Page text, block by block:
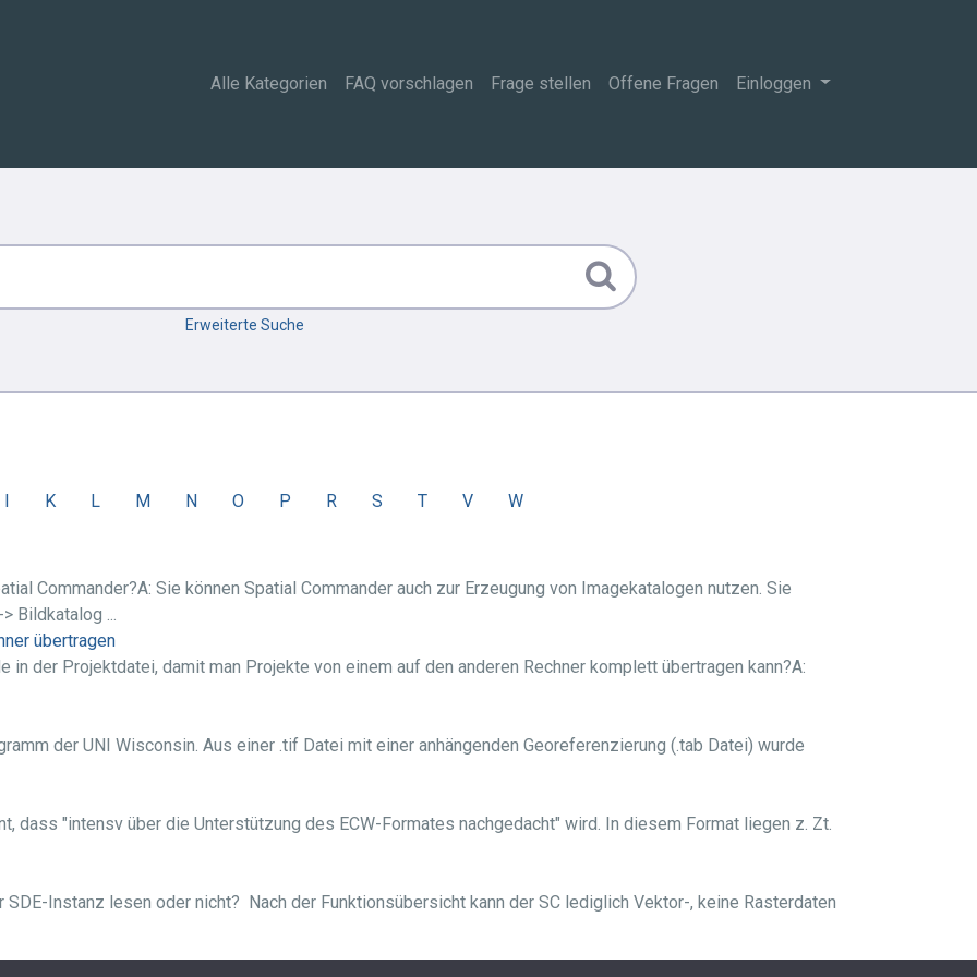
Alle Kategorien FAQ vorschlagen Frage stellen Offene Fragen Einloggen
Erweiterte Suche
I K L M N O P R S T V W
Commander?A: Sie können Spatial Commander auch zur Erzeugung von Imagekatalogen nutzen. Sie
Bildkatalog ...
übertragen
in der Projektdatei, damit man Projekte von einem auf den anderen Rechner komplett übertragen kann?A:
der UNI Wisconsin. Aus einer .tif Datei mit einer anhängenden Georeferenzierung (.tab Datei) wurde
dass "intensv über die Unterstützung des ECW-Formates nachgedacht" wird. In diesem Format liegen z. Zt.
SDE-Instanz lesen oder nicht? Nach der Funktionsübersicht kann der SC lediglich Vektor-, keine Rasterdaten